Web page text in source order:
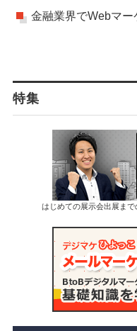
金融業界でWebマー
特集
はじめての展示会出展ま